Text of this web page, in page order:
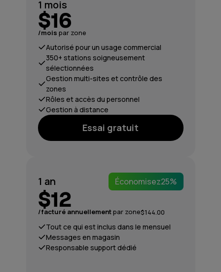
1 mois
$16
/mois par zone
Autorisé pour un usage commercial
350+ stations soigneusement
sélectionnées
Gestion multi-sites et contrôle des
zones
Rôles et accès du personnel
Gestion à distance
Essai gratuit
1 an Économisez25%
$12
/facturé annuellementpar zone$144.00
Tout ce qui est inclus dans le mensuel
Messages en magasin
Responsable support dédié